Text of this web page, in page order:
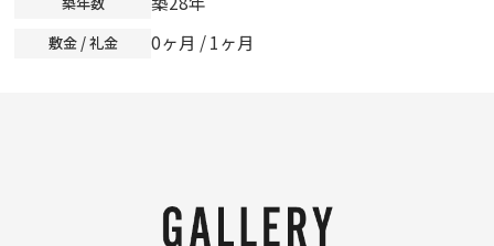
敷金 / 礼金 0ヶ月 / 1ヶ月